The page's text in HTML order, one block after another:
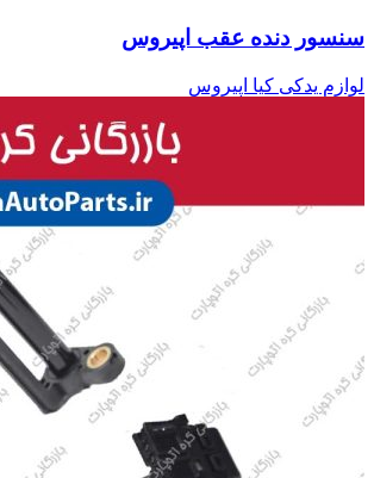
سنسور دنده عقب اپیروس
لوازم یدکی کیا اپیروس